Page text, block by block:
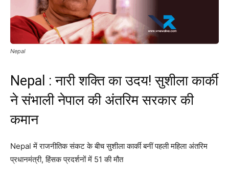
Nepal
Nepal : नारी शक्ति का उदय! सुशीला कार्की
ने संभाली नेपाल की अंतरिम सरकार की
कमान
Nepal में राजनीतिक संकट के बीच सुशीला कार्की बनीं पहली महिला अंतरिम
प्रधानमंत्री, हिंसक प्रदर्शनों में 51 की मौत